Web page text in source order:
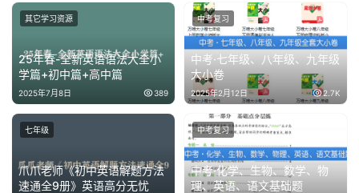
童
英
语
启
蒙
25年春-全新英语语法大全小
学篇+初中篇+高中篇
2025年7月8日 389
其它学习资源
中考·七年级、八年级、九年级
大小卷
2025年2月12日 2.7K
中考复习
爪爪老师《初中英语解题方法
速通全9册》英语高分无忧
七年级
中考·化学、生物、数学、物
理、英语、语文基础题
中考复习